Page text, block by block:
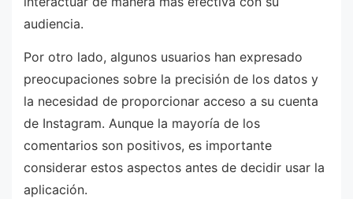
audiencia.
Por otro lado, algunos usuarios han expresado
preocupaciones sobre la precisión de los datos y
la necesidad de proporcionar acceso a su cuenta
de Instagram. Aunque la mayoría de los
comentarios son positivos, es importante
considerar estos aspectos antes de decidir usar la
aplicación.